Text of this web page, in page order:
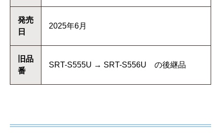
発売
日
2025年6月
旧品
番
SRT-S555U → SRT-S556U の後継品